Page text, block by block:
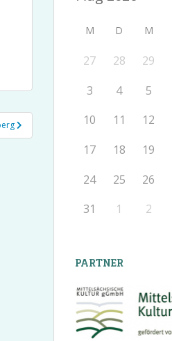
M D M
27 28 29
3
4 5
10
11 12
17
18 19
24
25 26
31
1 2
PARTNER